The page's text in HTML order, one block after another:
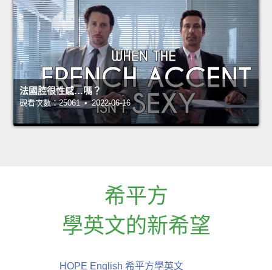
法國腔很性感…嗎？
觀看次數：25061 • 2022-06-16
希平方
學英文的新希望
HOPE English 希平方學英文